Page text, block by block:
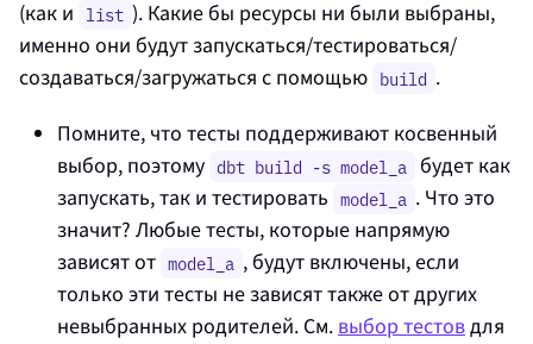
(как и list ). Какие бы ресурсы ни были выбраны,
именно они будут запускаться/тестироваться/
создаваться/загружаться с помощью build .
Помните, что тесты поддерживают косвенный
выбор, поэтому dbt build -s model_a будет как
запускать, так и тестировать model_a . Что это
значит? Любые тесты, которые напрямую
зависят от model_a , будут включены, если
только эти тесты не зависят также от других
невыбранных родителей. См. выбор тестовдля